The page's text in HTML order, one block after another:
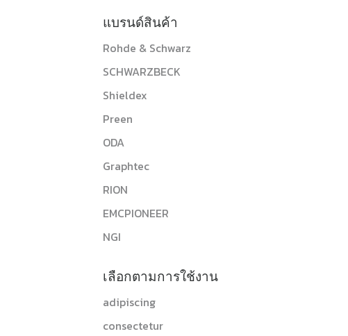
แบรนด์สินค้า
Rohde & Schwarz
SCHWARZBECK
Shieldex
Preen
ODA
Graphtec
RION
EMCPIONEER
NGI
เลือกตามการใช้งาน
adipiscing
consectetur